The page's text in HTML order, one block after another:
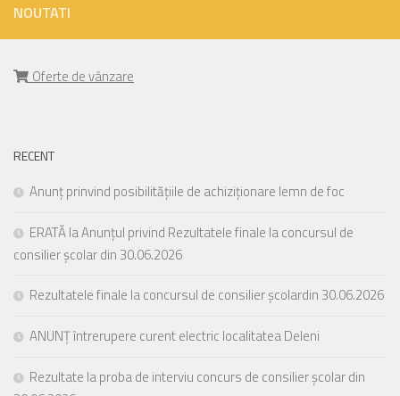
NOUTATI
Oferte de vânzare
RECENT
Anunț prinvind posibilitățiile de achiziționare lemn de foc
ERATĂ la Anunțul privind Rezultatele finale la concursul de
consilier școlar din 30.06.2026
Rezultatele finale la concursul de consilier școlardin 30.06.2026
ANUNȚ întrerupere curent electric localitatea Deleni
Rezultate la proba de interviu concurs de consilier școlar din